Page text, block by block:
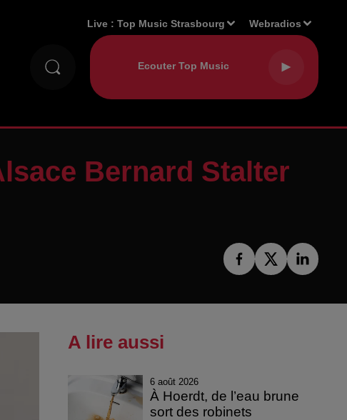
Live :Top Music Strasbourg Webradios
Bernard Stalter
A lire aussi
6 août 2026
À Hoerdt, de l’eau brune
sort des robinets